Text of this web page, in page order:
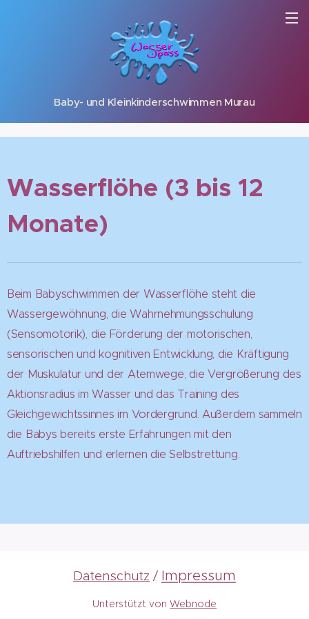
Baby- und Kleinkinderschwimmen Murau
Wasserflöhe (3 bis 12
Monate)
Beim Babyschwimmen der Wasserflöhe steht die
Wassergewöhnung, die Wahrnehmungsschulung
(Sensomotorik), die Förderung der motorischen,
sensorischen und kognitiven Entwicklung, die Kräftigung
der Muskulatur und der Atemwege, die Vergrößerung des
Aktionsradius im Wasser und das Training des
Gleichgewichtssinnes im Vordergrund. Außerdem sammeln
die Babys bereits erste Erfahrungen mit den
Auftriebshilfen und erlernen die Selbstrettung.
Datenschutz / Impressum
Unterstützt von Webnode